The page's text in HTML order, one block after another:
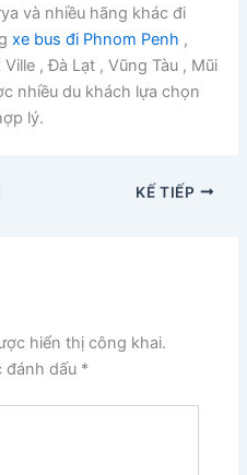
và nhiều hãng khác đi
xe bus đi Phnom Penh ,
, Đà Lạt , Vũng Tàu , Mũi
nhiều du khách lựa chọn
lý.
KẾ TIẾP
hiển thị công khai.
đánh dấu *